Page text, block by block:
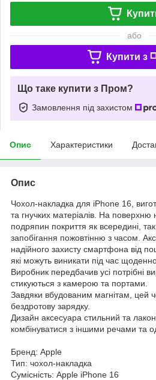
або
Купити з
Що таке купити з Пром?
Замовлення під захистом
Опис Характеристики
Опис
Чохол-накладка для iPhone 16,
та гнучких матеріалів. На поверхню
подряпин покриття як всередині,
запобігання пожовтінню з часом.
надійного захисту смартфона від
які можуть виникати під час
Виробник передбачив усі потрібні
стикуються з камерою та портами.
Завдяки вбудованим магнітам, цей
бездротову зарядку.
Дизайн аксесуара стильний та
комбінуватися з іншими речами та
Бренд: Apple
Тип: чохол-накладка
Сумісність: Apple iPhone 16